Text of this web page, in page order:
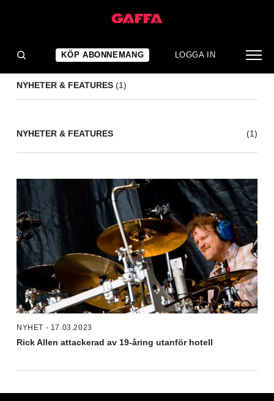
KÖP ABONNEMANG LOGGA IN
NYHETER & FEATURES (1)
NYHETER & FEATURES (1)
NYHET - 17.03.2023
Rick Allen attackerad av 19-åring utanför hotell